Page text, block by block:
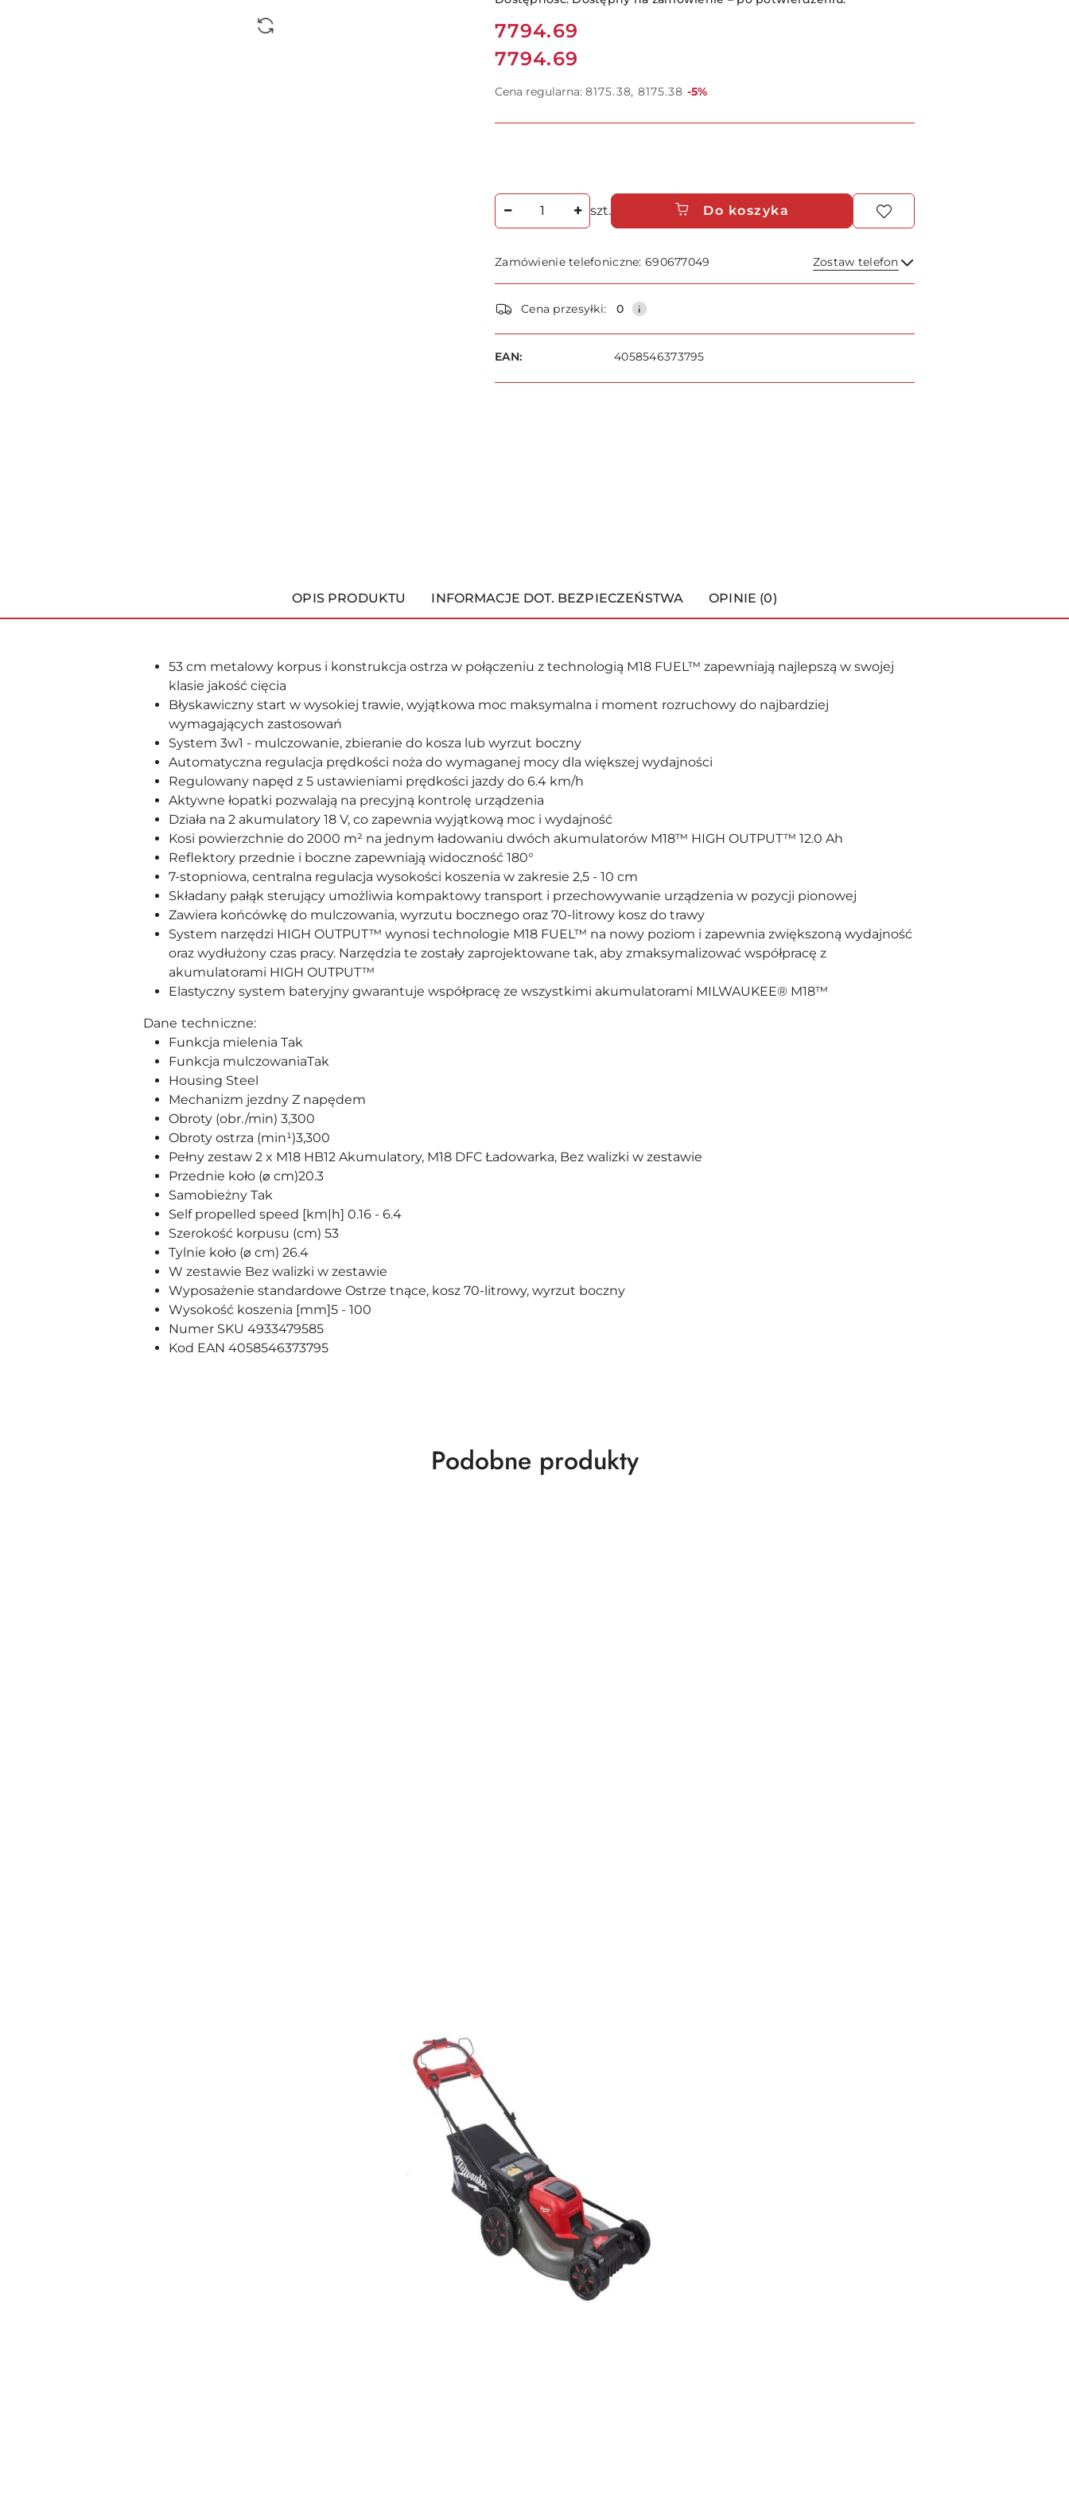
Cena:
7794.69
Cena:
7794.69
Cena regularna: 8175.38 8175.38 Rabat:
-5%
Ilość
szt. Do koszyka
Zamówienie telefoniczne: 690677049 Zostaw telefon
Wyślij
Dostępność
i
dostawa
Cena przesyłki: 0
EAN: 4058546373795
OPIS PRODUKTU INFORMACJE DOT. BEZPIECZEŃSTWA OPINIE (0)
53 cm metalowy korpus i konstrukcja ostrza w połączeniu z technologią M18 FUEL™ zapewniają najlepszą w swojej
klasie jakość cięcia
Błyskawiczny start w wysokiej trawie, wyjątkowa moc maksymalna i moment rozruchowy do najbardziej
wymagających zastosowań
System 3w1 - mulczowanie, zbieranie do kosza lub wyrzut boczny
Automatyczna regulacja prędkości noża do wymaganej mocy dla większej wydajności
Regulowany napęd z 5 ustawieniami prędkości jazdy do 6.4 km/h
Aktywne łopatki pozwalają na precyjną kontrolę urządzenia
Działa na 2 akumulatory 18 V, co zapewnia wyjątkową moc i wydajność
Kosi powierzchnie do 2000 m² na jednym ładowaniu dwóch akumulatorów M18™ HIGH OUTPUT™ 12.0 Ah
Reflektory przednie i boczne zapewniają widoczność 180°
7-stopniowa, centralna regulacja wysokości koszenia w zakresie 2,5 - 10 cm
Składany pałąk sterujący umożliwia kompaktowy transport i przechowywanie urządzenia w pozycji pionowej
Zawiera końcówkę do mulczowania, wyrzutu bocznego oraz 70-litrowy kosz do trawy
System narzędzi HIGH OUTPUT™ wynosi technologie M18 FUEL™ na nowy poziom i zapewnia zwiększoną wydajność
oraz wydłużony czas pracy. Narzędzia te zostały zaprojektowane tak, aby zmaksymalizować współpracę z
akumulatorami HIGH OUTPUT™
Elastyczny system bateryjny gwarantuje współpracę ze wszystkimi akumulatorami MILWAUKEE® M18™
Dane techniczne:
Funkcja mielenia Tak
Funkcja mulczowaniaTak
Housing Steel
Mechanizm jezdny Z napędem
Obroty (obr./min) 3,300
Obroty ostrza (min¹)3,300
Pełny zestaw 2 x M18 HB12 Akumulatory, M18 DFC Ładowarka, Bez walizki w zestawie
Przednie koło (⌀ cm)20.3
Samobieżny Tak
Self propelled speed [km|h] 0.16 - 6.4
Szerokość korpusu (cm) 53
Tylnie koło (⌀ cm) 26.4
W zestawie Bez walizki w zestawie
Wyposażenie standardowe Ostrze tnące, kosz 70-litrowy, wyrzut boczny
Wysokość koszenia [mm]5 - 100
Numer SKU 4933479585
Kod EAN 4058546373795
Produkty
Podobne produkty